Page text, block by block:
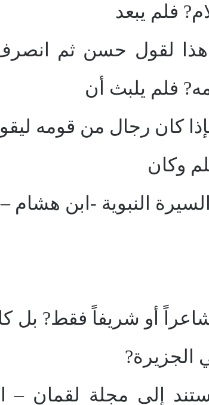
فلم يبعد
هذا لقول حسن ثم
فلم يلبث أن
كان رجال من قومه
وكان
النبوية -ابن هشام – 2: 19? 20),
أو شريفاً فقط? بل
الجزيرة?
إلى مجلة لقمان –